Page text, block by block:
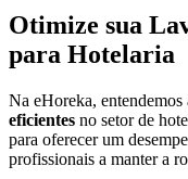
Otimize sua
para Hotelaria
Na eHoreka,
eficientes no setor de
para oferecer um
profissionais a manter a